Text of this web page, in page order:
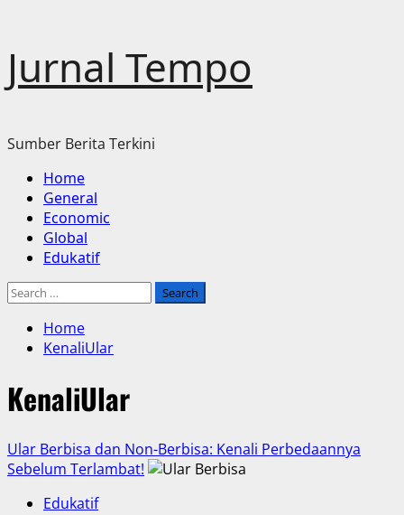
content
Jurnal Tempo
Sumber Berita Terkini
Primary
Menu
Home
General
Economic
Global
Edukatif
Search
Home
KenaliUlar
KenaliUlar
Ular Berbisa dan Non-Berbisa: Kenali Perbedaannya
Sebelum Terlambat!
Edukatif